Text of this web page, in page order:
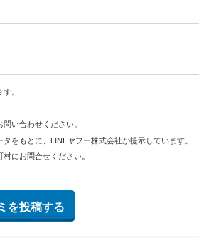
。
い合わせください。
をもとに、LINEヤフー株式会社が提示しています。
にお問合せください。
を投稿する